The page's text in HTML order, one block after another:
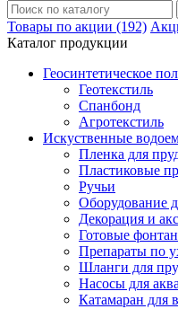
Товары по акции (192)
Каталог продукции
Геосинтетическое
Геотекстиль
Спанбонд
Агротекстиль
Искуственные
Пленка для
Пластиковые
Ручьи
Оборудование
Декорация и
Готовые
Препараты по
Шланги для
Насосы для
Катамаран для